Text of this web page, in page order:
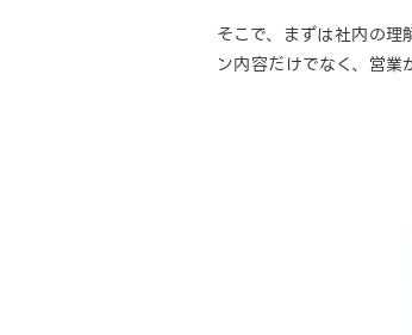
そこで、まずは社内の
ン内容だけでなく、営